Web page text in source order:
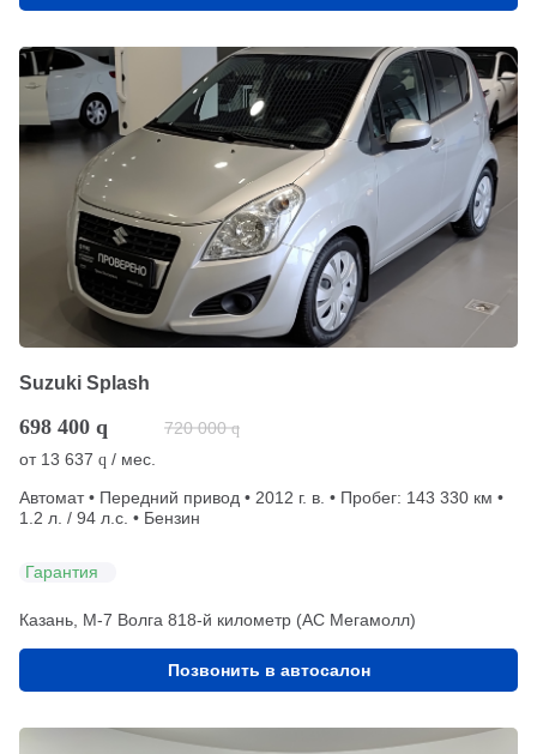
Suzuki Splash
698 400 q 720 000 q
от 13 637 q / мес.
Автомат • Передний привод • 2012 г. в. • Пробег: 143 330 км •
1.2 л. / 94 л.с. • Бензин
Гарантия
Казань, М-7 Волга 818-й километр (АС Мегамолл)
Позвонить в автосалон